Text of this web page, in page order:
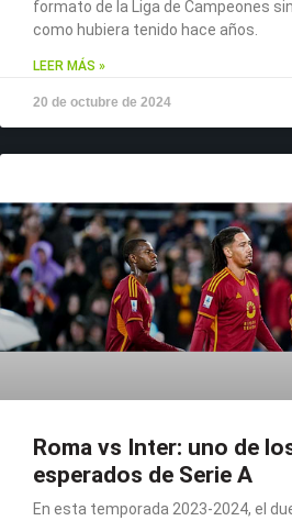
formato de la Liga de Campeones
como hubiera tenido hace años.
LEER MÁS »
20 de octubre de 2024
Roma vs Inter: uno de
esperados de Serie A
En esta temporada 2023-2024, el